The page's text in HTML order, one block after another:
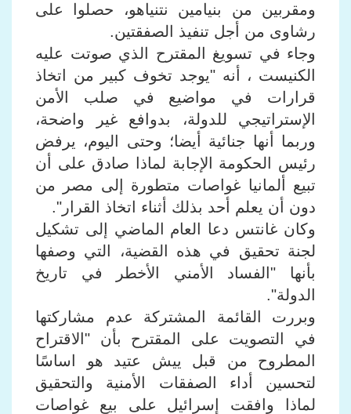
ومقربين من بنيامين نتنياهو، حصلوا على
رشاوى من أجل تنفيذ الصفقتين.
وجاء في تسويغ المقترح الذي صوتت عليه
الكنيست ، أنه "يوجد تخوف كبير من اتخاذ
قرارات في مواضيع في صلب الأمن
الإستراتيجي للدولة، بدوافع غير واضحة،
وربما أنها جنائية أيضا؛ وحتى اليوم، يرفض
رئيس الحكومة الإجابة لماذا صادق على أن
تبيع ألمانيا غواصات متطورة إلى مصر من
دون أن يعلم أحد بذلك أثناء اتخاذ القرار".
وكان غانتس دعا العام الماضي إلى تشكيل
لجنة تحقيق في هذه القضية، التي وصفها
بأنها "الفساد الأمني الأخطر في تاريخ
الدولة".
وبررت القائمة المشتركة عدم مشاركتها
في التصويت على المقترح بأن "الاقتراح
المطروح من قبل ييش عتيد هو اساسًا
لتحسين أداء الصفقات الأمنية والتحقيق
لماذا وافقت إسرائيل على بيع غواصات